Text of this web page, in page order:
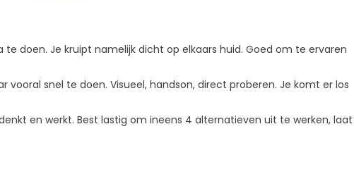
doen. Je kruipt namelijk dicht op elkaars huid. Goed om te ervaren
vooral snel te doen. Visueel, handson, direct proberen. Je komt er los
en werkt. Best lastig om ineens 4 alternatieven uit te werken, laat